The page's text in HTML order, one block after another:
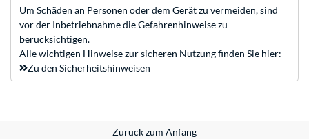
Um Schäden an Personen oder dem Gerät zu vermeiden, sind
vor der Inbetriebnahme die Gefahrenhinweise zu
berücksichtigen.
Alle wichtigen Hinweise zur sicheren Nutzung finden Sie hier:
Zu den Sicherheitshinweisen
Zurück zum Anfang